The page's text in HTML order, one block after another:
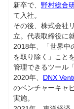
新卒で、 野村総合
て入社。
その後、株式会社
立。代表取締役に就
2018年、「世界中
を取り除く」こと
管理できるツール「
2020年、 DNX
のベンチャーキャ
実施。